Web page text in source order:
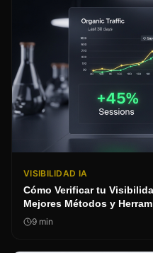
VISIBILIDAD IA
Cómo Verificar tu
Mejores Métodos y
9 min